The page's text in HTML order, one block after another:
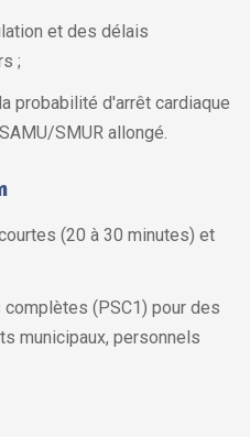
et des délais
;
probabilité d'arrêt cardiaque
SMUR allongé.
(20 à 30 minutes) et
(PSC1) pour des
municipaux, personnels